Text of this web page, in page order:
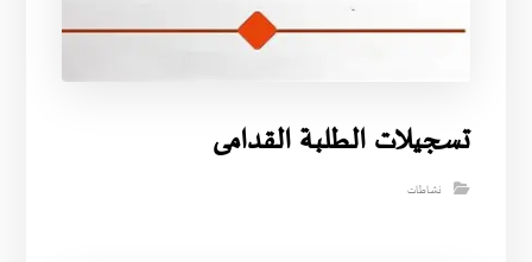
تسجيلات الطلبة القدامى
نشاطات